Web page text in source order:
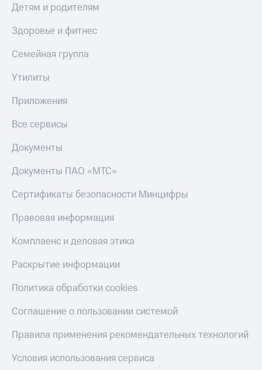
Детям и родителям
Здоровье и фитнес
Семейная группа
Утилиты
Приложения
Все сервисы
Документы
Документы ПАО «МТС»
Сертификаты безопасности Минцифры
Правовая информация
Комплаенс и деловая этика
Раскрытие информации
Политика обработки cookies
Соглашение о пользовании системой
Правила применения рекомендательных технологий
Условия использования сервиса